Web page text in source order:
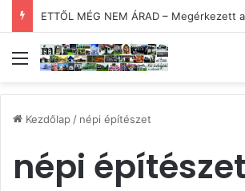
Menü
Kezdőlap/ népi építészet
népi építészet